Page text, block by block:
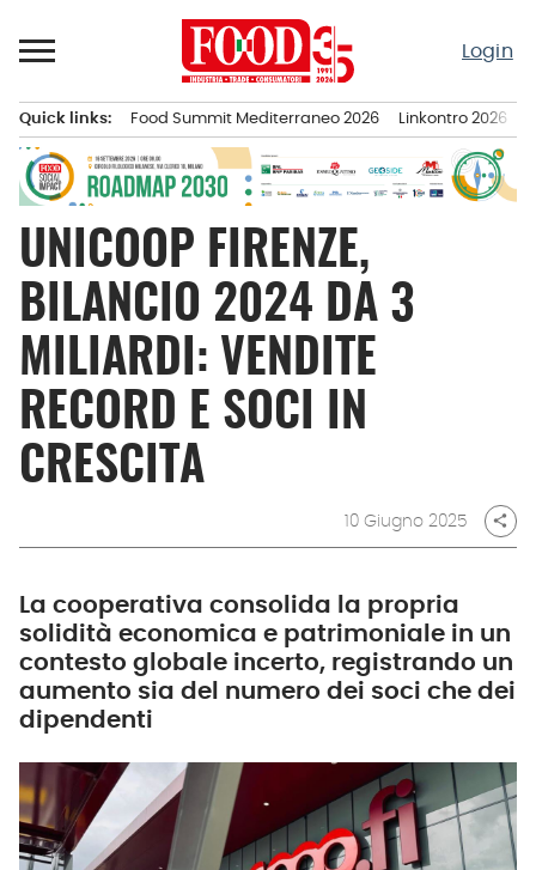
al
Login
principale
Quick links: Food Summit Mediterraneo 2026 Linkontro 2026
UNICOOP FIRENZE,
BILANCIO 2024 DA 3
MILIARDI: VENDITE
RECORD E SOCI IN
CRESCITA
10 Giugno 2025 share
La cooperativa consolida la propria
solidità economica e patrimoniale in un
contesto globale incerto, registrando un
aumento sia del numero dei soci che dei
dipendenti